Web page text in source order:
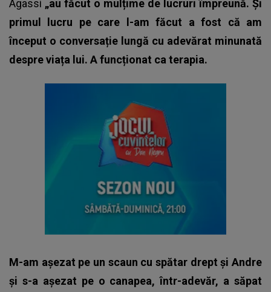
Agassi „au făcut o mulțime de lucruri împreună. Și
primul lucru pe care l-am făcut a fost că am
început o conversație lungă cu adevărat minunată
despre viața lui. A funcționat ca terapia.
M-am așezat pe un scaun cu spătar drept și Andre
și s-a așezat pe o canapea, într-adevăr, a săpat